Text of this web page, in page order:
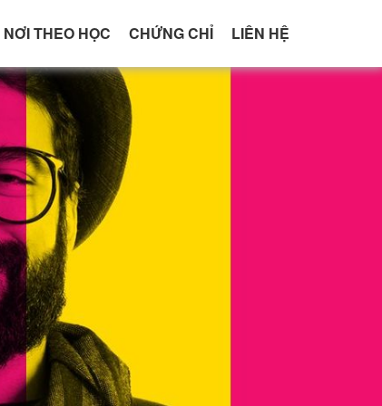
NƠI THEO HỌC CHỨNG CHỈ LIÊN HỆ